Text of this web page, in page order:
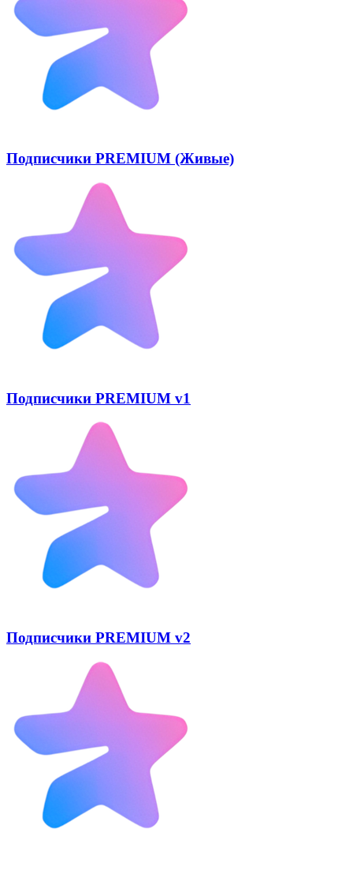
Подписчики PREMIUM (Живые)
Подписчики PREMIUM v1
Подписчики PREMIUM v2